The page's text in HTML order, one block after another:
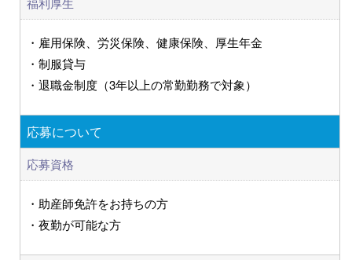
・雇用保険、労災保険、健康保険、厚生年金
・制服貸与
・退職金制度（3年以上の常勤勤務で対象）
応募について
応募資格
・助産師免許をお持ちの方
・夜勤が可能な方